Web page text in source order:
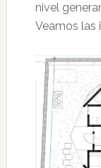
nivel
Veamos las